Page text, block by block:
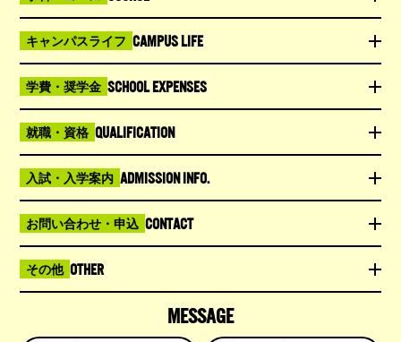
キャンパスライフ CAMPUS LIFE
学費・奨学金 SCHOOL EXPENSES
就職・資格 QUALIFICATION
入試・入学案内 ADMISSION INFO.
お問い合わせ・申込 CONTACT
その他 OTHER
MESSAGE